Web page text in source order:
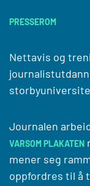
PRESSEROM
Nettavis og
Journalen
VARSOM PLAKATEN
mener seg
oppfordres til å